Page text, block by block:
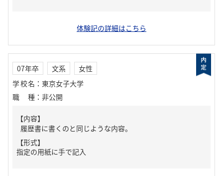
体験記の詳細はこちら
07年卒 文系
女性
学校名 ： 東京女子大学
職種 ： 非公開
【内容】
履歴書に書くのと同じような内容。
【形式】
指定の用紙に手で記入